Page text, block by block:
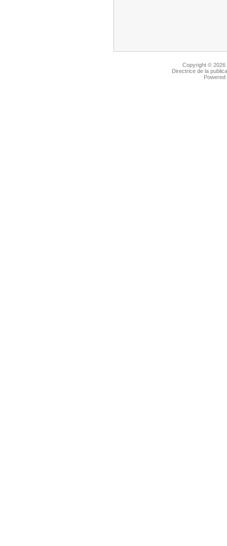
Copyright © 2026
Directrice de la